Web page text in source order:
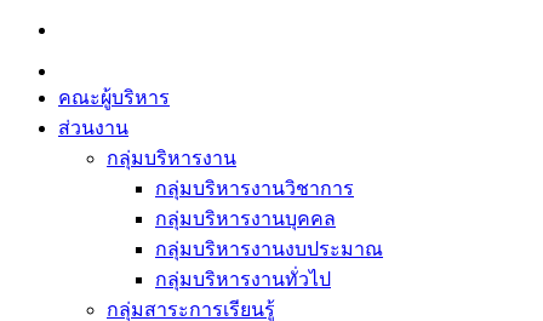
Skip
content
คณะผู้บริหาร
ส่วนงาน
กลุ่มบริหารงาน
กลุ่มบริหารงานวิชาการ
กลุ่มบริหารงานบุคคล
กลุ่มบริหารงานงบประมาณ
กลุ่มบริหารงานทั่วไป
กลุ่มสาระการเรียนรู้